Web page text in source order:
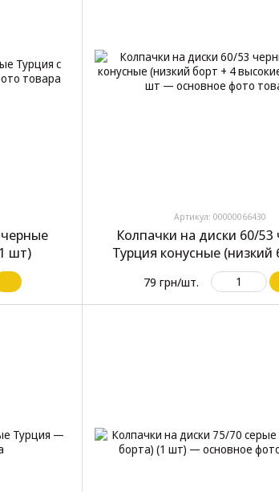
шт)
Артикул: 00000066430
Колпачки на диски 60/
Турция конусные (низкий
высокие защелки) 1
79 грн/шт.